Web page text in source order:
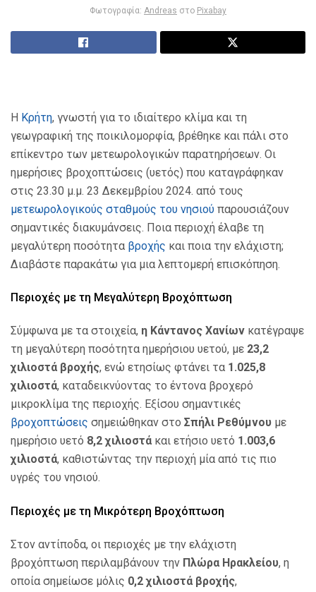
Φωτογραφία: Andreas στο Pixabay
Η Κρήτη, γνωστή για το ιδιαίτερο κλίμα και τη
γεωγραφική της ποικιλομορφία, βρέθηκε και πάλι στο
επίκεντρο των μετεωρολογικών παρατηρήσεων. Οι
ημερήσιες βροχοπτώσεις (υετός) που καταγράφηκαν
στις 23.30 μ.μ. 23 Δεκεμβρίου 2024. από τους
μετεωρολογικούς σταθμούς του νησιού παρουσιάζουν
σημαντικές διακυμάνσεις. Ποια περιοχή έλαβε τη
μεγαλύτερη ποσότητα βροχής και ποια την ελάχιστη;
Διαβάστε παρακάτω για μια λεπτομερή επισκόπηση.
Περιοχές με τη Μεγαλύτερη Βροχόπτωση
Σύμφωνα με τα στοιχεία, η Κάντανος Χανίων κατέγραψε
τη μεγαλύτερη ποσότητα ημερήσιου υετού, με 23,2
χιλιοστά βροχής, ενώ ετησίως φτάνει τα 1.025,8
χιλιοστά, καταδεικνύοντας το έντονα βροχερό
μικροκλίμα της περιοχής. Εξίσου σημαντικές
βροχοπτώσεις σημειώθηκαν στο Σπήλι Ρεθύμνου με
ημερήσιο υετό 8,2 χιλιοστά και ετήσιο υετό 1.003,6
χιλιοστά, καθιστώντας την περιοχή μία από τις πιο
υγρές του νησιού.
Περιοχές με τη Μικρότερη Βροχόπτωση
Στον αντίποδα, οι περιοχές με την ελάχιστη
βροχόπτωση περιλαμβάνουν την Πλώρα Ηρακλείου, η
οποία σημείωσε μόλις 0,2 χιλιοστά βροχής,